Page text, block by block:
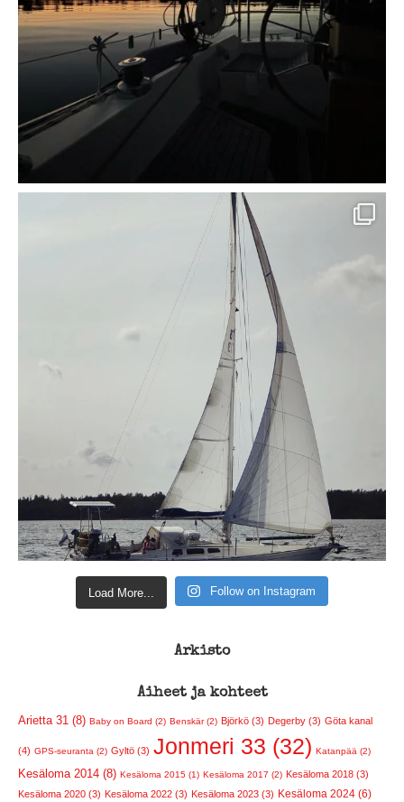
Load More... Follow on Instagram
Arkisto
Aiheet ja kohteet
Arietta 31 (8) Baby on Board (2) Benskär (2) Björkö (3) Degerby (3) Göta kanal
(4) GPS-seuranta (2) Gyltö (3) Jonmeri 33 (32) Katanpää (2)
Kesäloma 2014 (8) Kesäloma 2015 (1) Kesäloma 2017 (2) Kesäloma 2018 (3)
Kesäloma 2020 (3) Kesäloma 2022 (3) Kesäloma 2023 (3) Kesäloma 2024 (6)